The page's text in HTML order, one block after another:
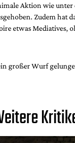
Aktion wie unter
Zudem hat
etwas Mediatives,
großer Wurf